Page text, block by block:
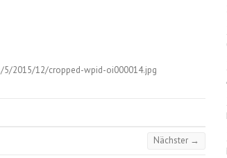
2015/12/cropped-wpid-oi000014.jpg
Nächster →